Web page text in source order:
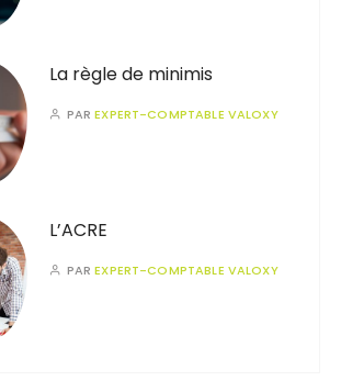
La règle de minimis
PAREXPERT-COMPTABLE VALOXY
L’ACRE
PAREXPERT-COMPTABLE VALOXY